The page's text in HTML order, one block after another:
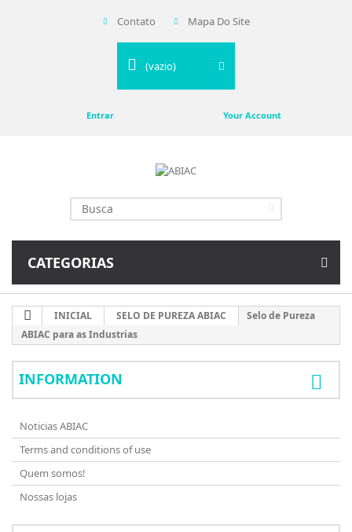
Contato Mapa Do Site
(vazio)
Entrar Your Account
CATEGORIAS
INICIAL SELO DE PUREZA ABIAC
Selo de Pureza
ABIAC para as Industrias
INFORMATION
Noticias ABIAC
Terms and conditions of use
Quem somos!
Nossas lojas